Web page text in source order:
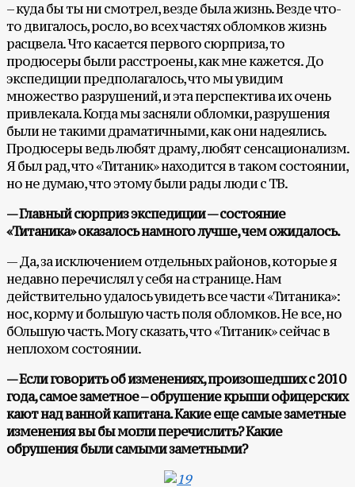
– куда бы ты ни смотрел, везде была жизнь. Везде что-
то двигалось, росло, во всех частях обломков жизнь
расцвела. Что касается первого сюрприза, то
продюсеры были расстроены, как мне кажется. До
экспедиции предполагалось, что мы увидим
множество разрушений, и эта перспектива их очень
привлекала. Когда мы засняли обломки, разрушения
были не такими драматичными, как они надеялись.
Продюсеры ведь любят драму, любят сенсационализм.
Я был рад, что «Титаник» находится в таком состоянии,
но не думаю, что этому были рады люди с ТВ.
— Главный сюрприз экспедиции — состояние
«Титаника» оказалось намного лучше, чем ожидалось.
— Да, за исключением отдельных районов, которые я
недавно перечислял у себя на странице. Нам
действительно удалось увидеть все части «Титаника»:
нос, корму и большую часть поля обломков. Не все, но
бОльшую часть. Могу сказать, что «Титаник» сейчас в
неплохом состоянии.
— Если говорить об изменениях, произошедших с 2010
года, самое заметное – обрушение крыши офицерских
кают над ванной капитана. Какие еще самые заметные
изменения вы бы могли перечислить? Какие
обрушения были самыми заметными?